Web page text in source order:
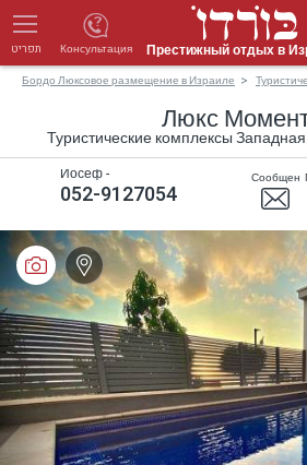
תפריט Престижный отдых в
Консультация
Бордо Люксовое размещение в Израиле
Люкс
Туристические комплексы
052-9127054
Йосеф -